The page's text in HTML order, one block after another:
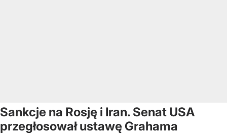
Sankcje na Rosję i Iran. Senat USA
przegłosował ustawę Grahama